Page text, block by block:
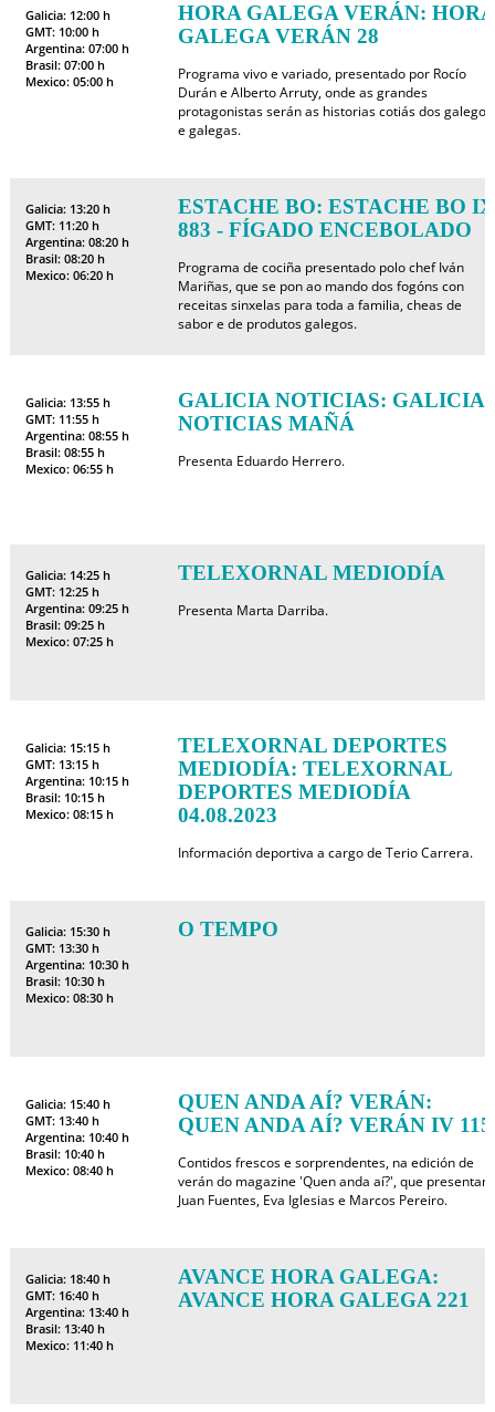
Galicia: 12:00 h
GMT: 10:00 h
Argentina: 07:00 h
Brasil: 07:00 h
Mexico: 05:00 h
HORA GALEGA VERÁN: HORA
GALEGA VERÁN 28
Programa vivo e variado, presentado por Rocío
Durán e Alberto Arruty, onde as grandes
protagonistas serán as historias cotiás dos galegos
e galegas.
Galicia: 13:20 h
GMT: 11:20 h
Argentina: 08:20 h
Brasil: 08:20 h
Mexico: 06:20 h
ESTACHE BO: ESTACHE BO IX
883 - FÍGADO ENCEBOLADO
Programa de cociña presentado polo chef Iván
Mariñas, que se pon ao mando dos fogóns con
receitas sinxelas para toda a familia, cheas de
sabor e de produtos galegos.
Galicia: 13:55 h
GMT: 11:55 h
Argentina: 08:55 h
Brasil: 08:55 h
Mexico: 06:55 h
GALICIA NOTICIAS: GALICIA
NOTICIAS MAÑÁ
Presenta Eduardo Herrero.
Galicia: 14:25 h
GMT: 12:25 h
Argentina: 09:25 h
Brasil: 09:25 h
Mexico: 07:25 h
TELEXORNAL MEDIODÍA
Presenta Marta Darriba.
Galicia: 15:15 h
GMT: 13:15 h
Argentina: 10:15 h
Brasil: 10:15 h
Mexico: 08:15 h
TELEXORNAL DEPORTES
MEDIODÍA: TELEXORNAL
DEPORTES MEDIODÍA
04.08.2023
Información deportiva a cargo de Terio Carrera.
Galicia: 15:30 h
GMT: 13:30 h
Argentina: 10:30 h
Brasil: 10:30 h
Mexico: 08:30 h
O TEMPO
Galicia: 15:40 h
GMT: 13:40 h
Argentina: 10:40 h
Brasil: 10:40 h
Mexico: 08:40 h
QUEN ANDA AÍ? VERÁN:
QUEN ANDA AÍ? VERÁN IV 115
Contidos frescos e sorprendentes, na edición de
verán do magazine 'Quen anda aí?', que presentan
Juan Fuentes, Eva Iglesias e Marcos Pereiro.
Galicia: 18:40 h
GMT: 16:40 h
Argentina: 13:40 h
Brasil: 13:40 h
Mexico: 11:40 h
AVANCE HORA GALEGA:
AVANCE HORA GALEGA 221